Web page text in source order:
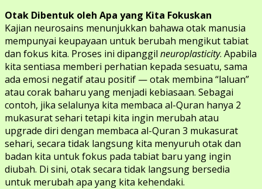
Otak Dibentuk oleh Apa yang Kita Fokuskan
Kajian neurosains menunjukkan bahawa otak manusia
mempunyai keupayaan untuk berubah mengikut tabiat
dan fokus kita. Proses ini dipanggil neuroplasticity. Apabila
kita sentiasa memberi perhatian kepada sesuatu, sama
ada emosi negatif atau positif — otak membina “laluan”
atau corak baharu yang menjadi kebiasaan. Sebagai
contoh, jika selalunya kita membaca al-Quran hanya 2
mukasurat sehari tetapi kita ingin merubah atau
upgrade diri dengan membaca al-Quran 3 mukasurat
sehari, secara tidak langsung kita menyuruh otak dan
badan kita untuk fokus pada tabiat baru yang ingin
diubah. Di sini, otak secara tidak langsung bersedia
untuk merubah apa yang kita kehendaki.